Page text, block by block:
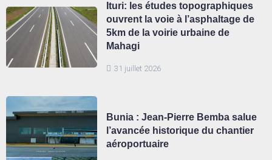
31 juillet 2026
Ituri: les études topographiques
ouvrent la voie à l’asphaltage de
5km de la voirie urbaine de
Mahagi
Bunia : Jean-Pierre Bemba salue
l’avancée historique du chantier
aéroportuaire